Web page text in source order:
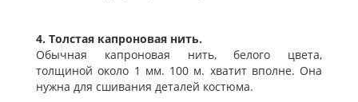
4. Толстая капроновая нить.
Обычная капроновая нить, белого цвета,
толщиной около 1 мм. 100 м. хватит вполне. Она
нужна для сшивания деталей костюма.